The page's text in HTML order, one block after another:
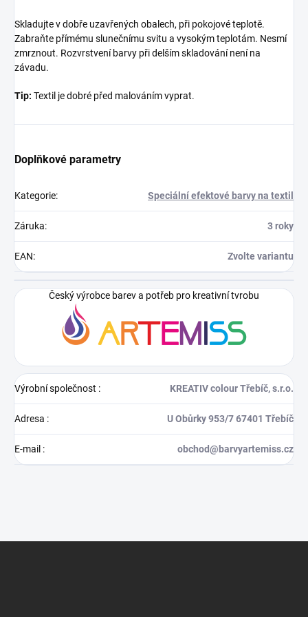
Skladujte v dobře uzavřených obalech, při pokojové teplotě.
Zabraňte přímému slunečnímu svitu a vysokým teplotám. Nesmí
zmrznout. Rozvrstvení barvy při delším skladování není na
závadu.
Tip: Textil je dobré před malováním vyprat.
Doplňkové parametry
Kategorie: Speciální efektové barvy na textil
Záruka: 3 roky
EAN: Zvolte variantu
Český výrobce barev a potřeb pro kreativní tvrobu
Výrobní společnost : KREATIV colour Třebíč, s.r.o.
Adresa : U Obůrky 953/7 67401 Třebíč
E-mail : obchod@barvyartemiss.cz